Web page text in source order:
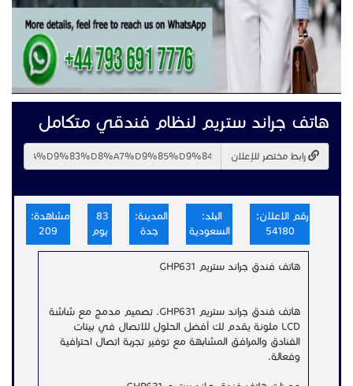
هاتف جراند ستريم لنظام فندقي متكامل
رابط مختصر للإعلان
رقم الاعلان:
54180
البلد:
السعودية
المدينة:
جدة
يوم
مشاهدة:
209
هاتف فندق جراند ستريم GHP631
هاتف فندق جراند ستريم GHP631. تصميم مدمج مع شاشة
LCD ملونة يقدم لك أفضل الحلول للاتصال في بيئات
الفنادق والمرافق المشابهة مع توفير تجربة اتصال احترافية
وفعالة.